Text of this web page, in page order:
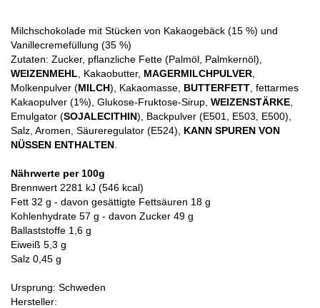
Milchschokolade mit Stücken von Kakaogebäck (15 %) und
Vanillecremefüllung (35 %)
Zutaten: Zucker, pflanzliche Fette (Palmöl, Palmkernöl),
WEIZENMEHL , Kakaobutter, MAGERMILCHPULVER
Molkenpulver (MILCH), Kakaomasse, BUTTERFETT , fettarmes
Kakaopulver (1%), Glukose-Fruktose-Sirup, WEIZENSTÄRKE
Emulgator (SOJALECITHIN), Backpulver (E501, E503, E500),
Salz, Aromen, Säureregulator (E524), KANN SPUREN VON
NÜSSEN ENTHALTEN
Nährwerte per 100g
Brennwert 2281 kJ (546 kcal)
Fett 32 g - davon gesättigte Fettsäuren 18 g
Kohlenhydrate 57 g - davon Zucker 49 g
Ballaststoffe 1,6 g
Eiweiß 5,3 g
Salz 0,45 g
Ursprung: Schweden
Hersteller: